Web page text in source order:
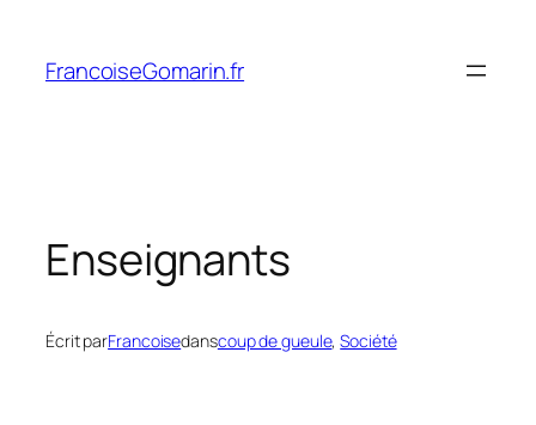
contenu
FrancoiseGomarin.fr
Enseignants
Écrit parFrancoisedanscoup de gueule, Société